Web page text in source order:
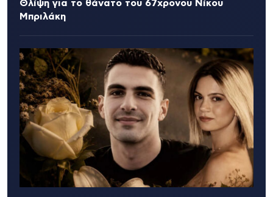
Θλίψη για το θάνατο του 67χρονου Νίκου
Μπριλάκη